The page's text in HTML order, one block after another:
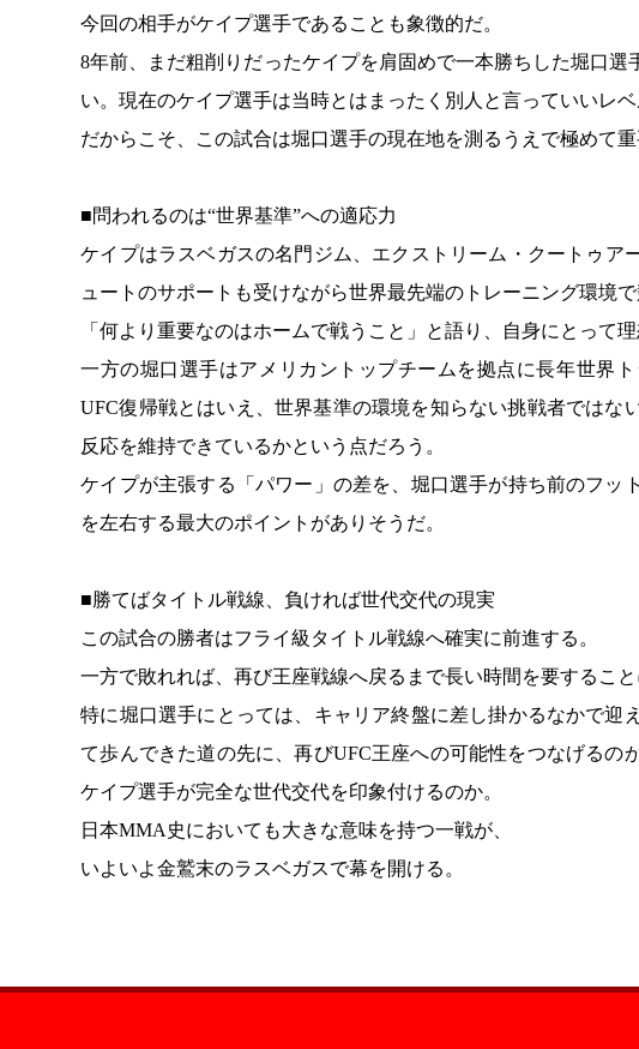
今回の相手がケイプ選手であることも象徴的だ。
8年前、まだ粗削りだったケイプを肩固めで一本勝ちした堀口
い。現在のケイプ選手は当時とはまったく別人と言っていいレベ
だからこそ、この試合は堀口選手の現在地を測るうえで極めて重
■問われるのは“世界基準”への適応力
ケイプはラスベガスの名門ジム、エクストリーム・クートゥア
ュートのサポートも受けながら世界最先端のトレーニング環境で
「何より重要なのはホームで戦うこと」と語り、自身にとって
一方の堀口選手はアメリカントップチームを拠点に長年世界
UFC復帰戦とはいえ、世界基準の環境を知らない挑戦者ではな
反応を維持できているかという点だろう。
ケイプが主張する「パワー」の差を、堀口選手が持ち前のフッ
を左右する最大のポイントがありそうだ。
■勝てばタイトル戦線、負ければ世代交代の現実
この試合の勝者はフライ級タイトル戦線へ確実に前進する。
一方で敗れれば、再び王座戦線へ戻るまで長い時間を要すること
特に堀口選手にとっては、キャリア終盤に差し掛かるなかで迎
て歩んできた道の先に、再びUFC王座への可能性をつなげるの
ケイプ選手が完全な世代交代を印象付けるのか。
日本MMA史においても大きな意味を持つ一戦が、
いよいよ金鷲末のラスベガスで幕を開ける。